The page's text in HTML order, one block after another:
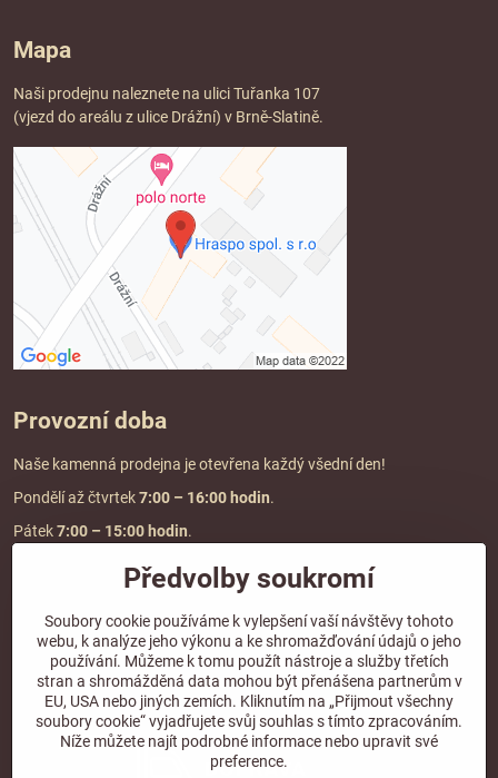
Mapa
Naši prodejnu naleznete na ulici Tuřanka 107
(vjezd do areálu z ulice Drážní) v Brně-Slatině.
Provozní doba
Naše kamenná prodejna je otevřena každý všední den!
Pondělí až čtvrtek7:00 – 16:00 hodin.
Pátek7:00 – 15:00 hodin.
Doprava a platba
DOPRAVA ZDARMA
při objednávce nad2000 Kč vč. DPH.
*Nevztahuje se na paletovou přepravu.
Předvolby soukromí
Soubory cookie používáme k vylepšení vaší návštěvy tohoto
webu, k analýze jeho výkonu a ke shromažďování údajů o jeho
používání. Můžeme k tomu použít nástroje a služby třetích
stran a shromážděná data mohou být přenášena partnerům v
EU, USA nebo jiných zemích. Kliknutím na „Přijmout všechny
soubory cookie“ vyjadřujete svůj souhlas s tímto zpracováním.
Níže můžete najít podrobné informace nebo upravit své
preference.